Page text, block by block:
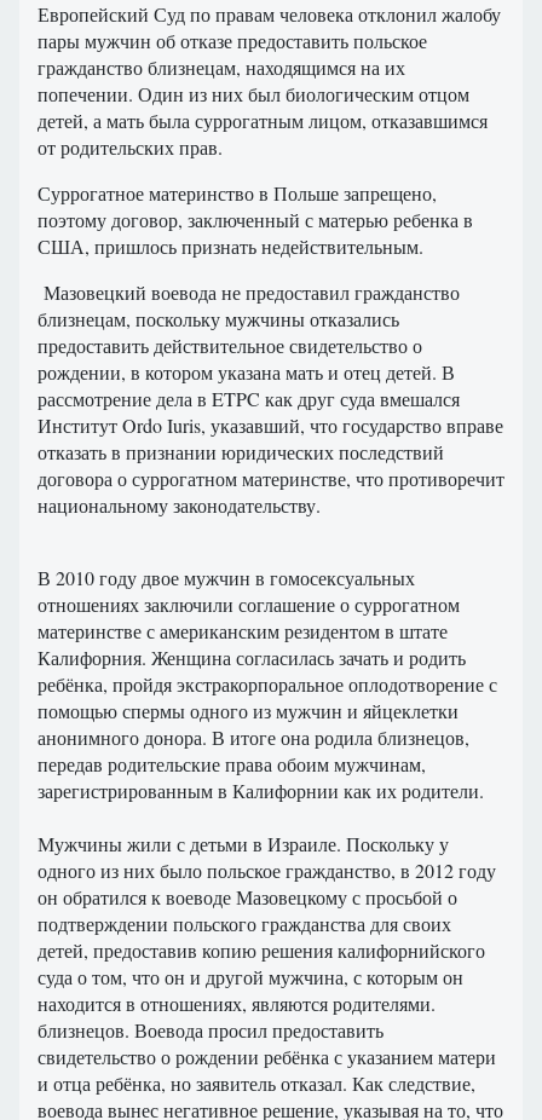
Европейский Суд по правам человека отклонил жалобу
пары мужчин об отказе предоставить польское
гражданство близнецам, находящимся на их
попечении. Один из них был биологическим отцом
детей, а мать была суррогатным лицом, отказавшимся
от родительских прав.
Суррогатное материнство в Польше запрещено,
поэтому договор, заключенный с матерью ребенка в
США, пришлось признать недействительным.
Мазовецкий воевода не предоставил гражданство
близнецам, поскольку мужчины отказались
предоставить действительное свидетельство о
рождении, в котором указана мать и отец детей. В
рассмотрение дела в ETPC как друг суда вмешался
Институт Ordo Iuris, указавший, что государство вправе
отказать в признании юридических последствий
договора о суррогатном материнстве, что противоречит
национальному законодательству.
В 2010 году двое мужчин в гомосексуальных
отношениях заключили соглашение о суррогатном
материнстве с американским резидентом в штате
Калифорния. Женщина согласилась зачать и родить
ребёнка, пройдя экстракорпоральное оплодотворение с
помощью спермы одного из мужчин и яйцеклетки
анонимного донора. В итоге она родила близнецов,
передав родительские права обоим мужчинам,
зарегистрированным в Калифорнии как их родители.
Мужчины жили с детьми в Израиле. Поскольку у
одного из них было польское гражданство, в 2012 году
он обратился к воеводе Мазовецкому с просьбой о
подтверждении польского гражданства для своих
детей, предоставив копию решения калифорнийского
суда о том, что он и другой мужчина, с которым он
находится в отношениях, являются родителями.
близнецов. Воевода просил предоставить
свидетельство о рождении ребёнка с указанием матери
и отца ребёнка, но заявитель отказал. Как следствие,
воевода вынес негативное решение, указывая на то, что